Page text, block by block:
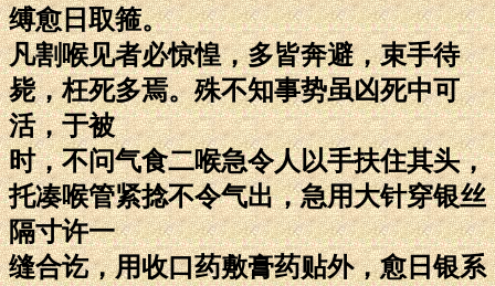
缚愈日取箍。
凡割喉见者必惊惶，多皆奔避，束手待
毙，枉死多焉。殊不知事势虽凶死中可
活，于被
时，不问气食二喉急令人以手扶住其头，
托凑喉管紧捻不令气出，急用大针穿银丝
隔寸许一
缝合讫，用收口药敷膏药贴外，愈日银系